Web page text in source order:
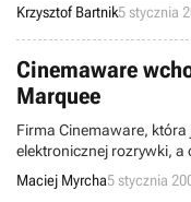
zmęczenie organizmu i
głowę (!).
Krzysztof Bartnik5 stycznia
Cinemaware
Marquee
Firma Cinemaware,
elektronicznej rozrywki, a
nieźle, postanowiła wziąć
developerów z całego
Maciej Myrcha5 stycznia